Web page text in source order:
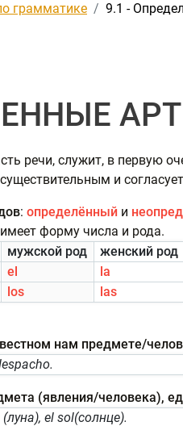
грамматике 9.1 -
речи, служит, в первую
и
: определённый и
имеет форму числа и рода.
мужской род
женский род
el
la
los las
нам предмете/
(явления/человека),
el sol(солнце).